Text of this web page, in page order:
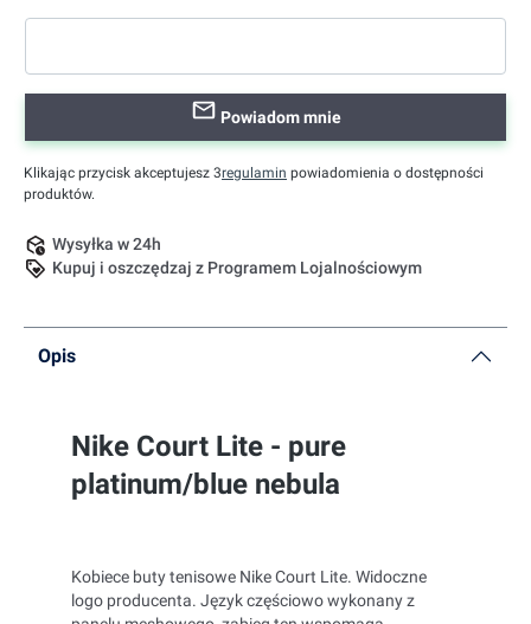
Powiadom mnie
Klikając przycisk akceptujesz 3regulamin powiadomienia o dostępności
produktów.
Wysyłka w 24h
Kupuj i oszczędzaj z Programem Lojalnościowym
Opis
Nike Court Lite - pure
platinum/blue nebula
Kobiece buty tenisowe Nike Court Lite. Widoczne
logo producenta. Język częściowo wykonany z